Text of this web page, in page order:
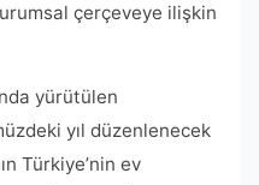
çerçeveye ilişkin
yürütülen
yıl düzenlenecek
Türkiye’nin ev